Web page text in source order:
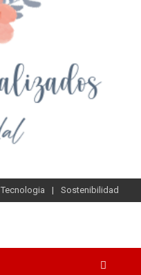
Tecnologia Sostenibilidad